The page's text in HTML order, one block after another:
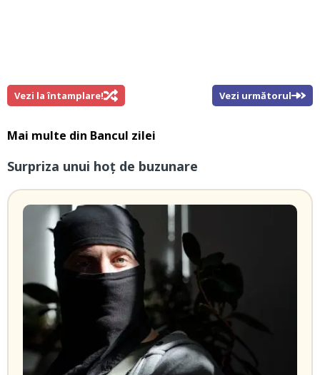
Vezi la întamplare! Vezi următorul
Mai multe din Bancul zilei
Surpriza unui hoţ de buzunare